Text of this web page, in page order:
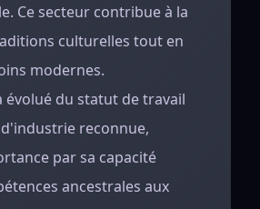
Ce secteur contribue à la
culturelles tout en
modernes.
du statut de travail
reconnue,
par sa capacité
ancestrales aux